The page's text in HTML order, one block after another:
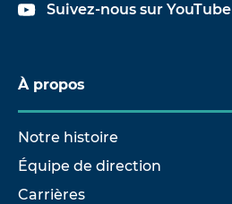
Suivez-nous sur YouTube
À propos
Notre histoire
Équipe de direction
Carrières